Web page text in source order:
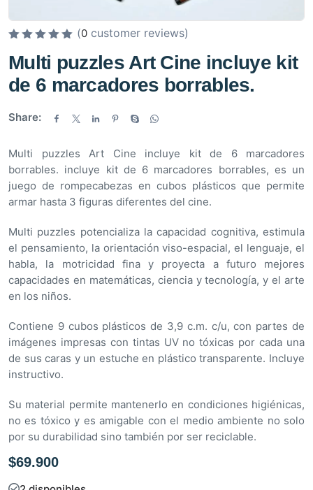
a
l
r
d
o
e
n
d
e
5
(0 customer reviews)
Multi puzzles Art Cine incluye kit
de 6 marcadores borrables.
Share:
Multi puzzles Art Cine incluye kit de 6 marcadores
borrables. incluye kit de 6 marcadores borrables, es un
juego de rompecabezas en cubos plásticos que permite
armar hasta 3 figuras diferentes del cine.
Multi puzzles potencializa la capacidad cognitiva, estimula
el pensamiento, la orientación viso-espacial, el lenguaje, el
habla, la motricidad fina y proyecta a futuro mejores
capacidades en matemáticas, ciencia y tecnología, y el arte
en los niños.
Contiene 9 cubos plásticos de 3,9 c.m. c/u, con partes de
imágenes impresas con tintas UV no tóxicas por cada una
de sus caras y un estuche en plástico transparente. Incluye
instructivo.
Su material permite mantenerlo en condiciones higiénicas,
no es tóxico y es amigable con el medio ambiente no solo
por su durabilidad sino también por ser reciclable.
$69.900